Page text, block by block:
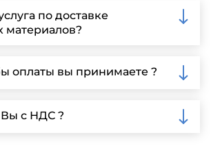
официальную почту или
на нашем сайте для более
и организации встречи.
по доставке
материалов?
у нас собственный
быстрой и надежной
оплаты вы принимаете ?
банковские переводы,
Подробную информацию о
Вы с НДС ?